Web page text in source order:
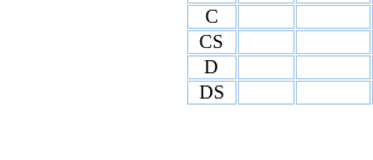
C
CS
D
DS